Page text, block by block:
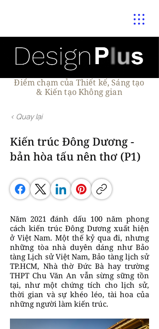
Điểm chạm của Thiết kế, Sáng tạo
& Kiến tạo Không gian
< Quay lại
Kiến trúc Đông Dương -
bản hòa tấu nên thơ (P1)
Năm 2021 đánh dấu 100 năm phong
cách kiến trúc Đông Dương xuất hiện
ở Việt Nam. Một thế kỷ qua đi, nhưng
những tòa nhà duyên dáng như Bảo
tàng Lịch sử Việt Nam, Bảo tàng lịch sử
TP.HCM, Nhà thờ Đức Bà hay trường
THPT Chu Văn An vẫn sừng sững tồn
tại, như một chứng tích cho lịch sử,
thời gian và sự khéo léo, tài hoa của
những người làm kiến trúc.